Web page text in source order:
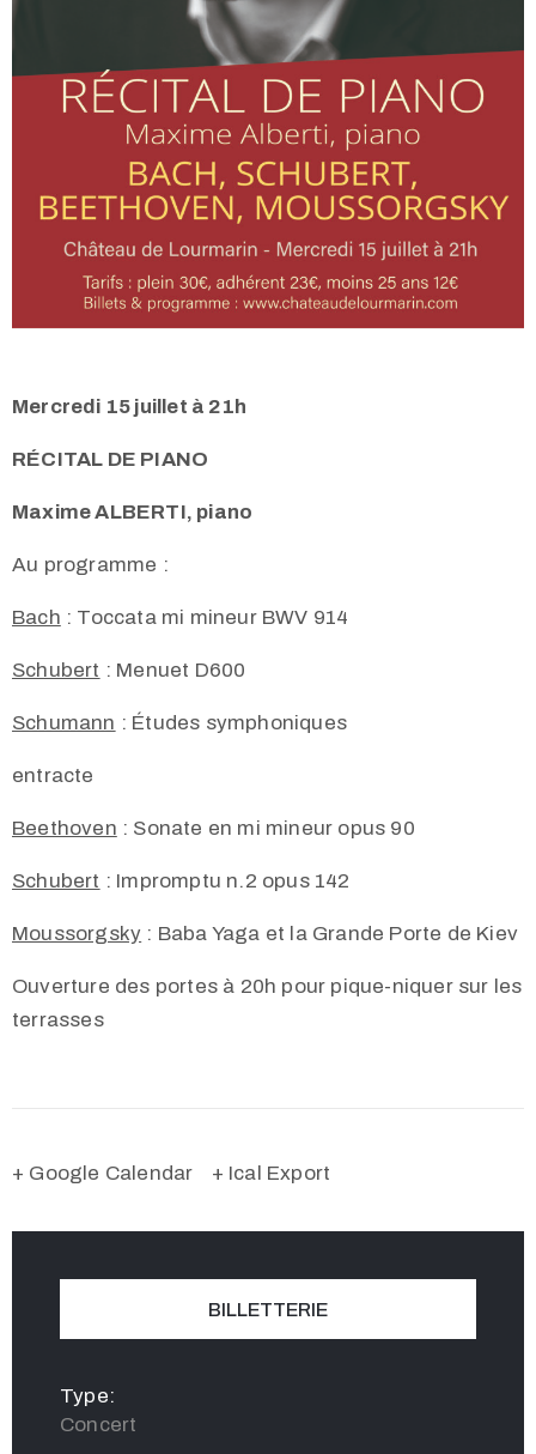
Mercredi 15 juillet à 21h
RÉCITAL DE PIANO
Maxime ALBERTI, piano
Au programme :
Bach : Toccata mi mineur BWV 914
Schubert : Menuet D600
Schumann : Études symphoniques
entracte
Beethoven : Sonate en mi mineur opus 90
Schubert : Impromptu n.2 opus 142
Moussorgsky : Baba Yaga et la Grande Porte de Kiev
Ouverture des portes à 20h pour pique-niquer sur les
terrasses
+ Google Calendar + Ical Export
BILLETTERIE
Type:
Concert